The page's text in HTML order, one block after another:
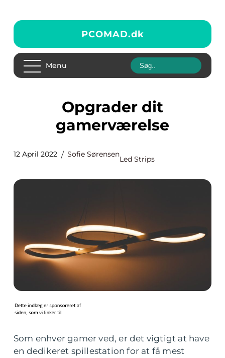
PCOMAD.dk
Menu
Opgrader dit
gamerværelse
12 April 2022 Sofie Sørensen
Led Strips
Som enhver gamer ved, er det vigtigt at have
en dedikeret spillestation for at få mest